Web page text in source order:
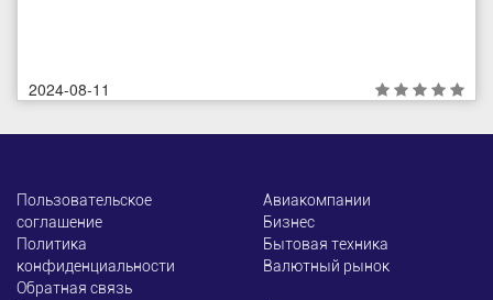
2024-08-11
Пользовательское
соглашение
Политика
конфиденциальности
Обратная связь
Авиакомпании
Бизнес
Бытовая техника
Валютный рынок